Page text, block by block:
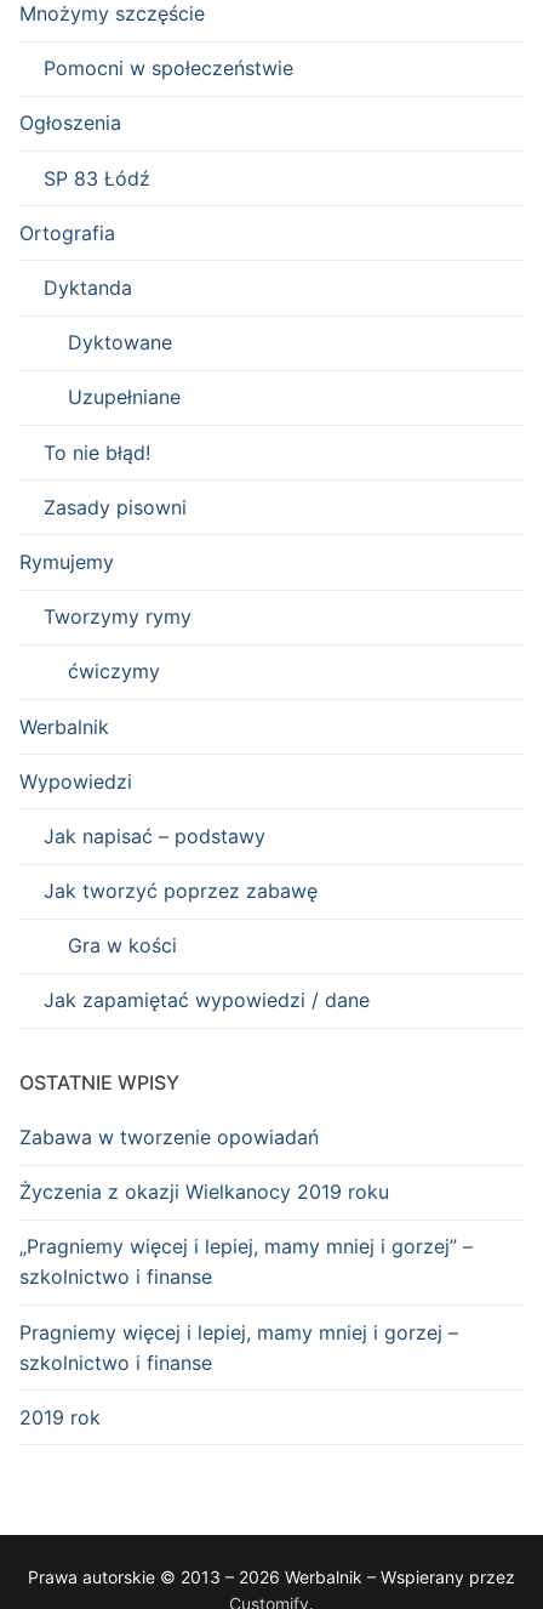
Mnożymy szczęście
Pomocni w społeczeństwie
Ogłoszenia
SP 83 Łódź
Ortografia
Dyktanda
Dyktowane
Uzupełniane
To nie błąd!
Zasady pisowni
Rymujemy
Tworzymy rymy
ćwiczymy
Werbalnik
Wypowiedzi
Jak napisać – podstawy
Jak tworzyć poprzez zabawę
Gra w kości
Jak zapamiętać wypowiedzi / dane
OSTATNIE WPISY
Zabawa w tworzenie opowiadań
Życzenia z okazji Wielkanocy 2019 roku
„Pragniemy więcej i lepiej, mamy mniej i gorzej” –
szkolnictwo i finanse
Pragniemy więcej i lepiej, mamy mniej i gorzej –
szkolnictwo i finanse
2019 rok
Prawa autorskie © 2013 – 2026 Werbalnik – Wspierany przez
Customify.